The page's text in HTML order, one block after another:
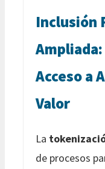
Inclusión
Acceso a
Valor
La
de procesos